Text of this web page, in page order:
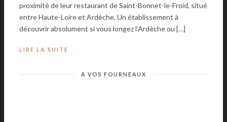
proximité de leur restaurant de Saint-Bonnet-le-Froid, situé
entre Haute-Loire et Ardèche. Un établissement à
découvrir absolument si vous longez l’Ardèche ou […]
LIRE LA SUITE
A VOS FOURNEAUX